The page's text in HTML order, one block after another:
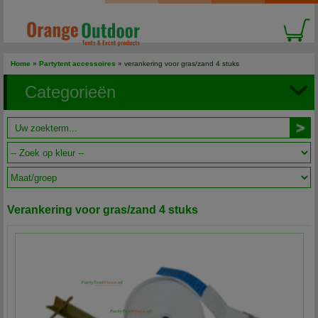
Home » Partytent accessoires » verankering voor gras/zand 4 stuks
Categorieën
Verankering voor gras/zand 4 stuks